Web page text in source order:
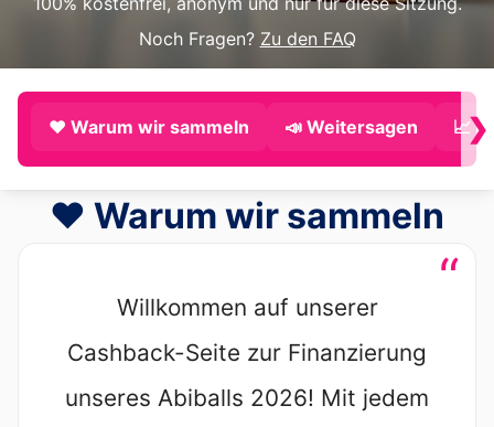
Noch Fragen? Zu den FAQ
❤️ Warum wir sammeln 📣 Weitersagen 📈❯
❤️ Warum wir sammeln
“
Willkommen auf unserer
Cashback-Seite zur Finanzierung
unseres Abiballs 2026! Mit jedem